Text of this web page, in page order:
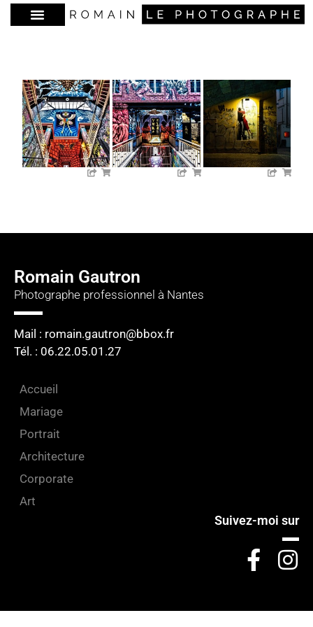
Romain Gautron
Photographe professionnel à Nantes
Mail : romain.gautron@bbox.fr
Tél. : 06.22.05.01.27​
Accueil
Mariage
Portrait
Architecture
Corporate
Art
Suivez-moi sur